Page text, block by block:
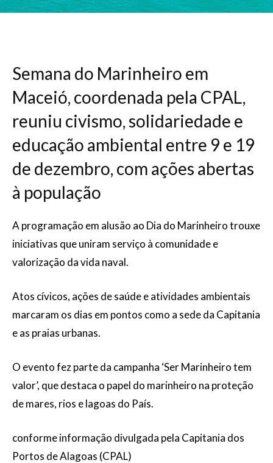
Semana do Marinheiro em
Maceió, coordenada pela CPAL,
reuniu civismo, solidariedade e
educação ambiental entre 9 e 19
de dezembro, com ações abertas
à população
A programação em alusão ao Dia do Marinheiro trouxe
iniciativas que uniram serviço à comunidade e
valorização da vida naval.
Atos cívicos, ações de saúde e atividades ambientais
marcaram os dias em pontos como a sede da Capitania
e as praias urbanas.
O evento fez parte da campanha ‘Ser Marinheiro tem
valor’, que destaca o papel do marinheiro na proteção
de mares, rios e lagoas do País.
conforme informação divulgada pela Capitania dos
Portos de Alagoas (CPAL)